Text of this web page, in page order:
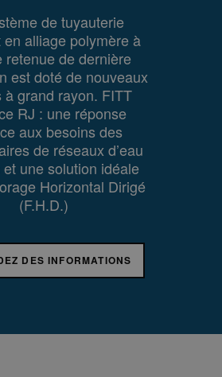
de tuyauterie
en alliage polymère à
retenue de dernière
est doté de nouveaux
à grand rayon. FITT
RJ : une réponse
aux besoins des
de réseaux d’eau
une solution idéale
Horizontal Dirigé
(F.H.D.)
DES INFORMATIONS